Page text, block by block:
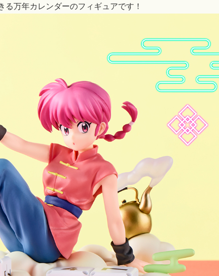
る万年カレンダーのフィギュアです！